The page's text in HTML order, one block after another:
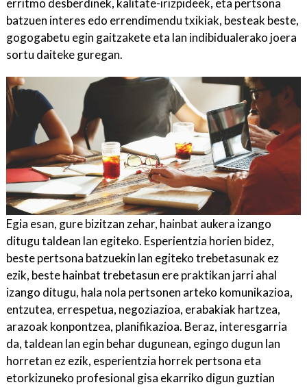
erritmo desberdinek, kalitate-irizpideek, eta pertsona
batzuen interes edo errendimendu txikiak, besteak beste,
gogogabetu egin gaitzakete eta lan indibidualerako joera
sortu daiteke guregan.
Egia esan, gure bizitzan zehar, hainbat aukera izango
ditugu taldean lan egiteko. Esperientzia horien bidez,
beste pertsona batzuekin lan egiteko trebetasunak ez
ezik, beste hainbat trebetasun ere praktikan jarri ahal
izango ditugu, hala nola pertsonen arteko komunikazioa,
entzutea, errespetua, negoziazioa, erabakiak hartzea,
arazoak konpontzea, planifikazioa. Beraz, interesgarria
da, taldean lan egin behar dugunean, egingo dugun lan
horretan ez ezik, esperientzia horrek pertsona eta
etorkizuneko profesional gisa ekarriko digun guztian